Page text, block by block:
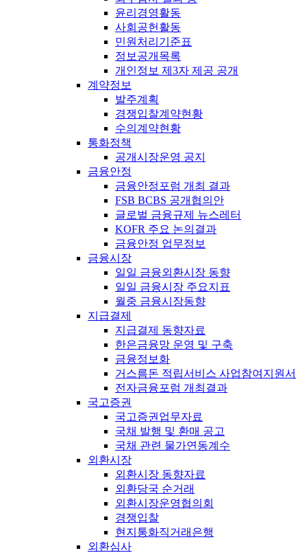
윤리경영활동
사회공헌활동
민원처리기준표
정보공개목록
개인정보 제3자 제공 공개
계약정보
발주계획
경쟁입찰계약현황
수의계약현황
통화정책
공개시장운영 공지
금융안정
금융안정포럼 개최 결과
FSB BCBS 공개협의안
글로벌 금융규제 뉴스레터
KOFR 주요 논의결과
금융안정 업무정보
금융시장
일일 금융외환시장 동향
일일 금융시장 주요지표
월중 금융시장동향
지급결제
지급결제 동향자료
한은금융망 운영 및 구축
금융정보화
거스름돈 적립서비스 사업참여지원서
전자금융포럼 개최결과
국고증권
국고증권업무자료
국채 발행 및 환매 공고
국채 관련 물가연동계수
외환시장
외환시장 동향자료
외환당국 순거래
외환시장운영협의회
경쟁입찰
현지통화직거래은행
외환심사